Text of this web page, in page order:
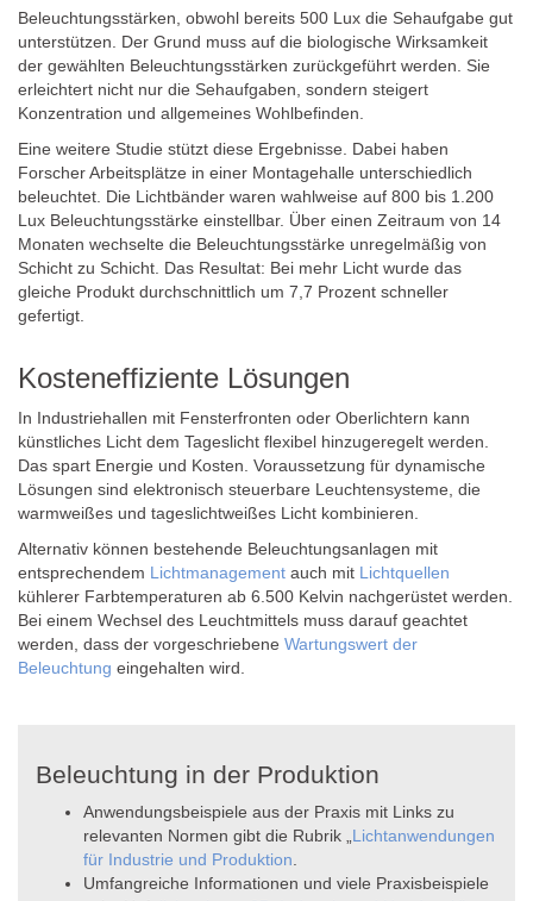
Beleuchtungsstärken, obwohl bereits 500 Lux die Sehaufgabe gut
unterstützen. Der Grund muss auf die biologische Wirksamkeit
der gewählten Beleuchtungsstärken zurückgeführt werden. Sie
erleichtert nicht nur die Sehaufgaben, sondern steigert
Konzentration und allgemeines Wohlbefinden.
Eine weitere Studie stützt diese Ergebnisse. Dabei haben
Forscher Arbeitsplätze in einer Montagehalle unterschiedlich
beleuchtet. Die Lichtbänder waren wahlweise auf 800 bis 1.200
Lux Beleuchtungsstärke einstellbar. Über einen Zeitraum von 14
Monaten wechselte die Beleuchtungsstärke unregelmäßig von
Schicht zu Schicht. Das Resultat: Bei mehr Licht wurde das
gleiche Produkt durchschnittlich um 7,7 Prozent schneller
gefertigt.
Kosteneffiziente Lösungen
In Industriehallen mit Fensterfronten oder Oberlichtern kann
künstliches Licht dem Tageslicht flexibel hinzugeregelt werden.
Das spart Energie und Kosten. Voraussetzung für dynamische
Lösungen sind elektronisch steuerbare Leuchtensysteme, die
warmweißes und tageslichtweißes Licht kombinieren.
Alternativ können bestehende Beleuchtungsanlagen mit
entsprechendem Lichtmanagement auch mit Lichtquellen
kühlerer Farbtemperaturen ab 6.500 Kelvin nachgerüstet werden.
Bei einem Wechsel des Leuchtmittels muss darauf geachtet
werden, dass der vorgeschriebene Wartungswert der
Beleuchtung eingehalten wird.
Beleuchtung in der Produktion
Anwendungsbeispiele aus der Praxis mit Links zu
relevanten Normen gibt die Rubrik „ Lichtanwendungen
für Industrie und Produktion
Umfangreiche Informationen und viele Praxisbeispiele